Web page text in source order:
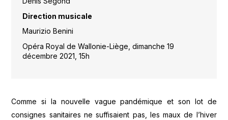
Direction musicale
Maurizio Benini
Opéra Royal de Wallonie-Liège, dimanche 19
décembre 2021, 15h
Comme si la nouvelle vague pandémique et son lot de
consignes sanitaires ne suffisaient pas, les maux de l’hiver